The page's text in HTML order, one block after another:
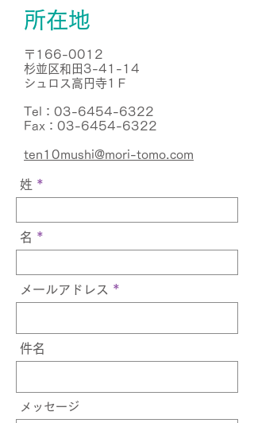
所在地
〒166-0012
杉並区和田3-41-14
シュロス高円寺1Ｆ
Tel：03-6454-6322
Fax：03-6454-6322
ten10mushi@mori-tomo.com
姓
名
メールアドレス
件名
メッセージ